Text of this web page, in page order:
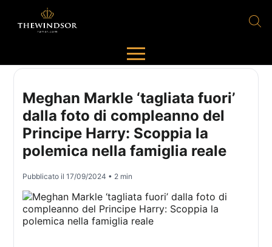
Meghan Markle ‘tagliata fuori’
dalla foto di compleanno del
Principe Harry: Scoppia la
polemica nella famiglia reale
Pubblicato il17/09/2024 • 2 min